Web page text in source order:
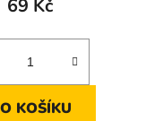
69 Kč
KOŠÍKU